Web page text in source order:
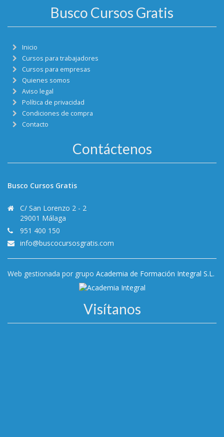
Busco Cursos Gratis
Inicio
Cursos para trabajadores
Cursos para empresas
Quienes somos
Aviso legal
Política de privacidad
Condiciones de compra
Contacto
Contáctenos
Busco Cursos Gratis
C/ San Lorenzo 2 - 2
29001 Málaga
951 400 150
info@buscocursosgratis.com
Web gestionada por grupo Academia de Formación Integral S.L.
Visítanos